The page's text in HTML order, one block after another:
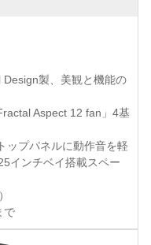
製、美観と機能の
Aspect 12 fan」4基
ップパネルに動作音を軽
インチベイ搭載スペー
で